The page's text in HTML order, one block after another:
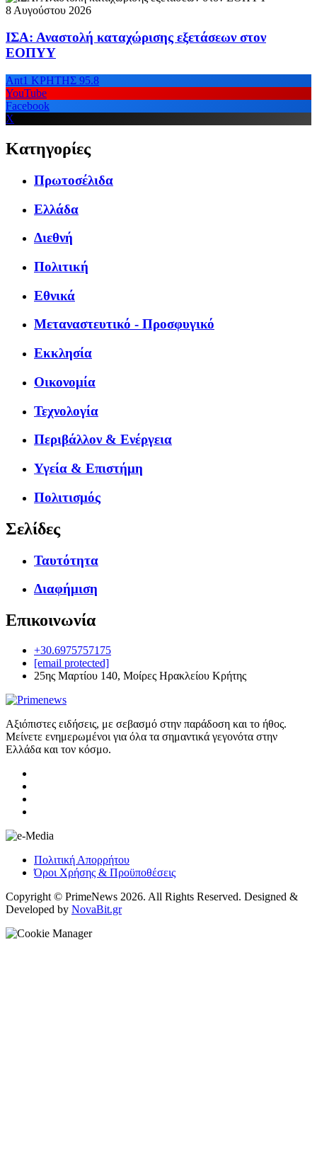
8 Αυγούστου 2026
ΙΣΑ: Αναστολή καταχώρισης εξετάσεων στον
ΕΟΠΥΥ
Ant1 ΚΡΗΤΗΣ 95.8
YouTube
Facebook
X
Κατηγορίες
Πρωτοσέλιδα
Ελλάδα
Διεθνή
Πολιτική
Εθνικά
Μεταναστευτικό - Προσφυγικό
Εκκλησία
Οικονομία
Τεχνολογία
Περιβάλλον & Ενέργεια
Υγεία & Επιστήμη
Πολιτισμός
Σελίδες
Ταυτότητα
Διαφήμιση
Επικοινωνία
+30.6975757175
[email protected]
25ης Μαρτίου 140, Μοίρες Ηρακλείου Κρήτης
Αξιόπιστες ειδήσεις, με σεβασμό στην παράδοση και το ήθος.
Μείνετε ενημερωμένοι για όλα τα σημαντικά γεγονότα στην
Ελλάδα και τον κόσμο.
Πολιτική Απορρήτου
Όροι Χρήσης & Προϋποθέσεις
Copyright © PrimeNews 2026. All Rights Reserved. Designed &
Developed by NovaBit.gr